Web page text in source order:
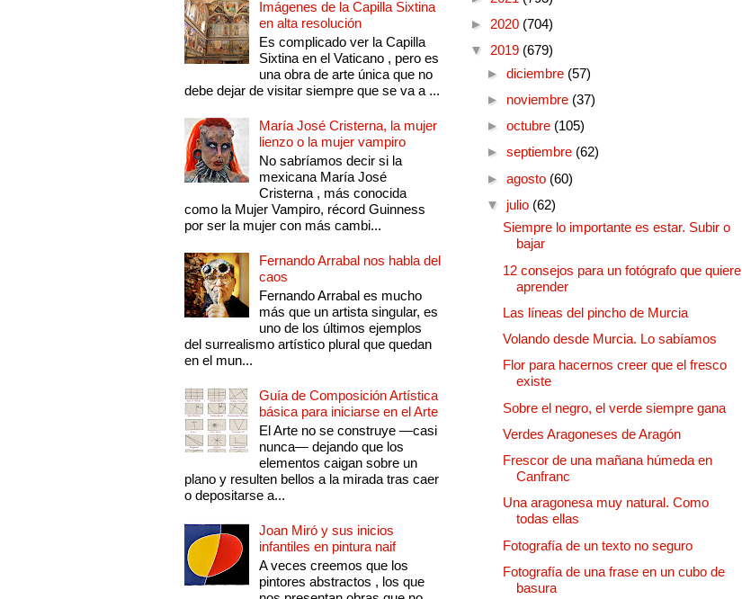
Imágenes de la Capilla Sixtina
en alta resolución
Es complicado ver la Capilla
Sixtina en el Vaticano , pero es
una obra de arte única que no
debe dejar de visitar siempre que se va a ...
María José Cristerna, la mujer
lienzo o la mujer vampiro
No sabríamos decir si la
mexicana María José
Cristerna , más conocida
como la Mujer Vampiro, récord Guinness
por ser la mujer con más cambi...
Fernando Arrabal nos habla del
caos
Fernando Arrabal es mucho
más que un artista singular, es
uno de los últimos ejemplos
del surrealismo artístico plural que quedan
en el mun...
Guía de Composición Artística
básica para iniciarse en el Arte
El Arte no se construye —casi
nunca— dejando que los
elementos caigan sobre un
plano y resulten bellos a la mirada tras caer
o depositarse a...
Joan Miró y sus inicios
infantiles en pintura naif
A veces creemos que los
pintores abstractos , los que
► 2020 (704)
▼ 2019 (679)
► diciembre (57)
► noviembre (37)
► octubre (105)
► septiembre (62)
► agosto (60)
▼ julio (62)
Siempre lo importante es estar. Subir o
bajar
12 consejos para un fotógrafo que quiere
aprender
Las líneas del pincho de Murcia
Volando desde Murcia. Lo sabíamos
Flor para hacernos creer que el fresco
existe
Sobre el negro, el verde siempre gana
Verdes Aragoneses de Aragón
Frescor de una mañana húmeda en
Canfranc
Una aragonesa muy natural. Como
todas ellas
Fotografía de un texto no seguro
Fotografía de una frase en un cubo de
basura